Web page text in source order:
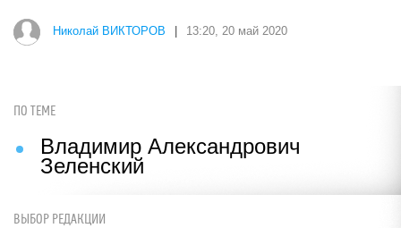
Николай ВИКТОРОВ 13:20, 20 май 2020
ПО ТЕМЕ
Владимир Александрович
Зеленский
ВЫБОР РЕДАКЦИИ